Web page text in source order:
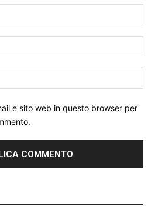
e sito web in questo browser per